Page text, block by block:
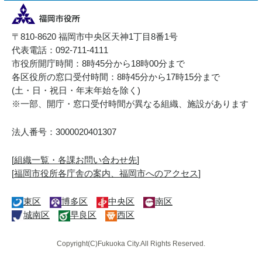
〒810-8620 福岡市中央区天神1丁目8番1号
代表電話：092-711-4111
市役所開庁時間：8時45分から18時00分まで
各区役所の窓口受付時間：8時45分から17時15分まで
(土・日・祝日・年末年始を除く)
※一部、開庁・窓口受付時間が異なる組織、施設があります
法人番号：3000020401307
[組織一覧・各課お問い合わせ先]
[福岡市役所各庁舎の案内、福岡市へのアクセス]
東区 博多区 中央区
南区
城南区
早良区 西区
Copyright(C)Fukuoka City.All Rights Reserved.